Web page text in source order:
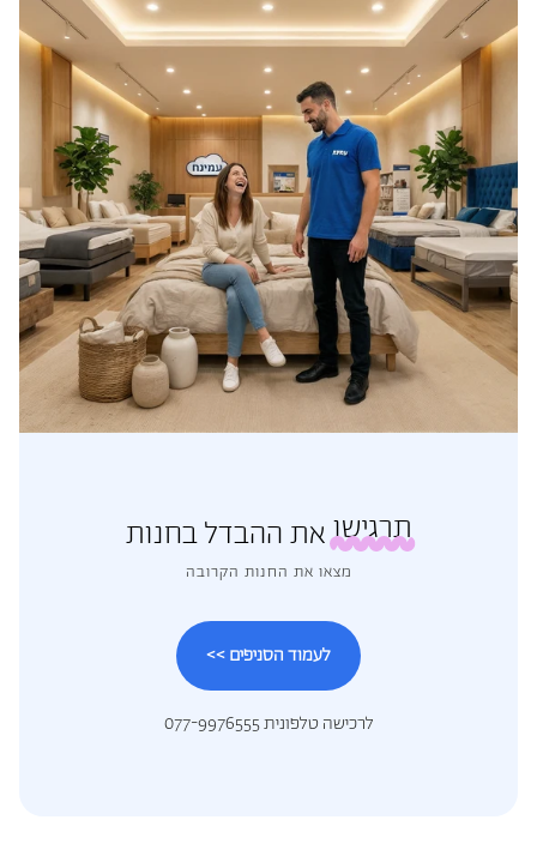
תרגישואת ההבדל בחנות
מצאו את החנות הקרובה
לעמוד הסניפים >>
לרכישה טלפונית 077-9976555